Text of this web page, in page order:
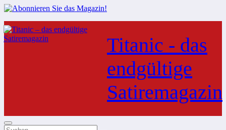
Zum
Inhalt
springen
Titanic - das
endgültige
Satiremagazin